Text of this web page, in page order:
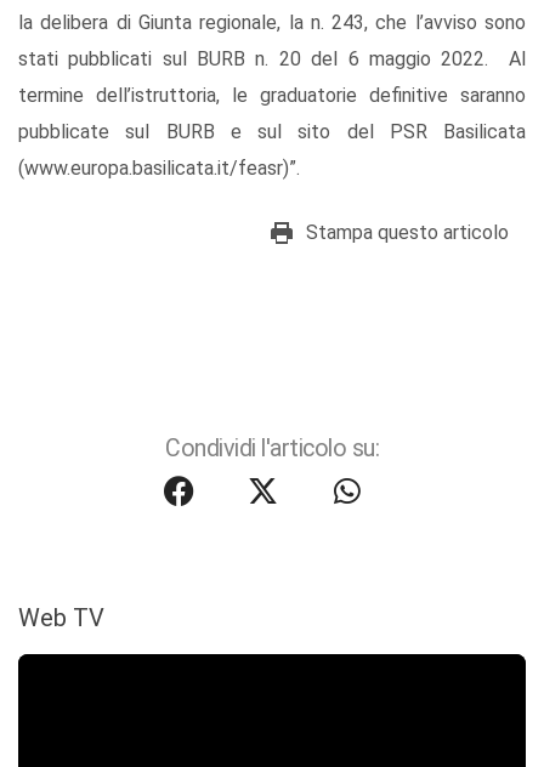
la delibera di Giunta regionale, la n. 243, che l’avviso sono
stati pubblicati sul BURB n. 20 del 6 maggio 2022. Al
termine dell’istruttoria, le graduatorie definitive saranno
pubblicate sul BURB e sul sito del PSR Basilicata
(www.europa.basilicata.it/feasr)”.
Stampa questo articolo
Condividi l'articolo su:
Web TV